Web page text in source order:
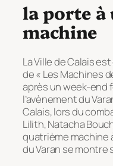
la porte à
machine
La Ville de Calais
de « Les Machines
après un week-end
l’avènement du
Calais, lors du
Lilith, Natacha
quatrième machine
du Varan se montre